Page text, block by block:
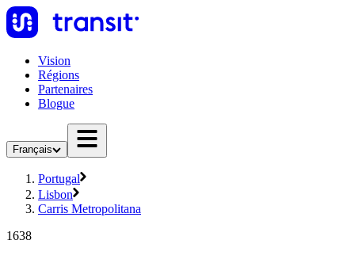
Vision
Régions
Partenaires
Blogue
Français
Portugal
Lisbon
Carris Metropolitana
1638